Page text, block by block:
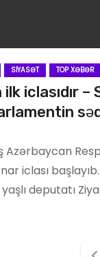
SIYASƏT TOP XƏBƏR
iclasıdır –
Azərbaycan
iclası
deputatı